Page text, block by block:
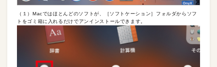
（１）Macではほとんどのソフトが、［ソフトケーション］フォルダからソフ
トをゴミ箱に入れるだけでアンインストールできます。